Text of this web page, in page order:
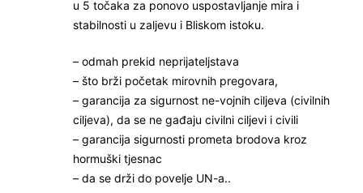
u 5 točaka za ponovo uspostavljanje mira i
stabilnosti u zaljevu i Bliskom istoku.
– odmah prekid neprijateljstava
– što brži početak mirovnih pregovara,
– garancija za sigurnost ne-vojnih ciljeva (civilnih
ciljeva), da se ne gađaju civilni ciljevi i civili
– garancija sigurnosti prometa brodova kroz
hormuški tjesnac
– da se drži do povelje UN-a..